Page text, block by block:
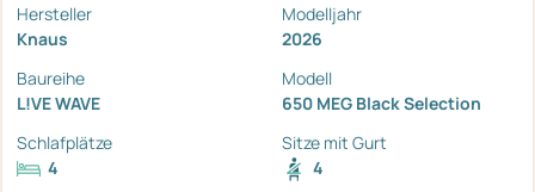
Hersteller
Knaus
Modelljahr
2026
Baureihe
L!VE WAVE
Modell
650 MEG Black Selection
Schlafplätze
4
Sitze mit Gurt
4